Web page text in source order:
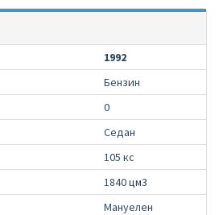
1992
Бензин
0
Седан
105 кс
1840 цм3
Мануелен